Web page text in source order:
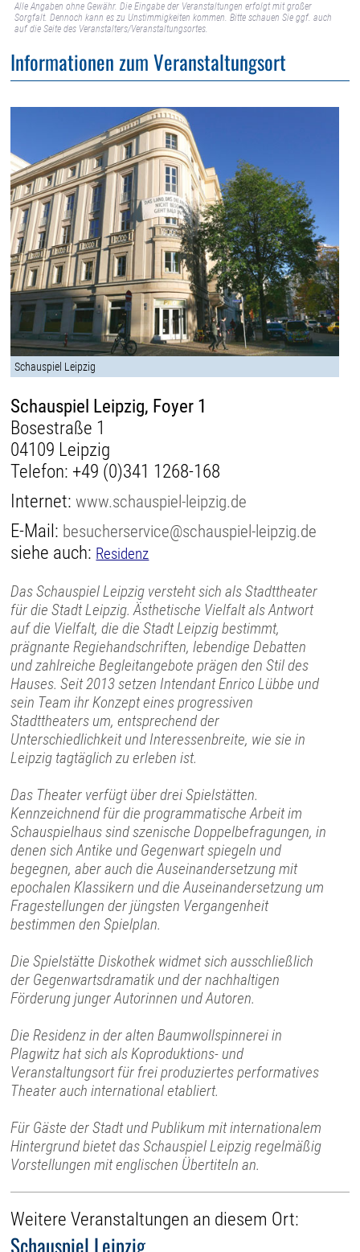
Alle Angaben ohne Gewähr. Die Eingabe der Veranstaltungen erfolgt mit großer
Sorgfalt. Dennoch kann es zu Unstimmigkeiten kommen. Bitte schauen Sie ggf. auch
auf die Seite des Veranstalters/Veranstaltungsortes.
Informationen zum Veranstaltungsort
Schauspiel Leipzig
Schauspiel Leipzig, Foyer 1
Bosestraße 1
04109 Leipzig
Telefon: +49 (0)341 1268-168
Internet:www.schauspiel-leipzig.de
E-Mail: besucherservice@schauspiel-leipzig.de
siehe auch: Residenz
Das Schauspiel Leipzig versteht sich als Stadttheater
für die Stadt Leipzig. Ästhetische Vielfalt als Antwort
auf die Vielfalt, die die Stadt Leipzig bestimmt,
prägnante Regiehandschriften, lebendige Debatten
und zahlreiche Begleitangebote prägen den Stil des
Hauses. Seit 2013 setzen Intendant Enrico Lübbe und
sein Team ihr Konzept eines progressiven
Stadttheaters um, entsprechend der
Unterschiedlichkeit und Interessenbreite, wie sie in
Leipzig tagtäglich zu erleben ist.
Das Theater verfügt über drei Spielstätten.
Kennzeichnend für die programmatische Arbeit im
Schauspielhaus sind szenische Doppelbefragungen, in
denen sich Antike und Gegenwart spiegeln und
begegnen, aber auch die Auseinandersetzung mit
epochalen Klassikern und die Auseinandersetzung um
Fragestellungen der jüngsten Vergangenheit
bestimmen den Spielplan.
Die Spielstätte Diskothek widmet sich ausschließlich
der Gegenwartsdramatik und der nachhaltigen
Förderung junger Autorinnen und Autoren.
Die Residenz in der alten Baumwollspinnerei in
Plagwitz hat sich als Koproduktions- und
Veranstaltungsort für frei produziertes performatives
Theater auch international etabliert.
Für Gäste der Stadt und Publikum mit internationalem
Hintergrund bietet das Schauspiel Leipzig regelmäßig
Vorstellungen mit englischen Übertiteln an.
Weitere Veranstaltungen an diesem Ort:
Schauspiel Leipzig